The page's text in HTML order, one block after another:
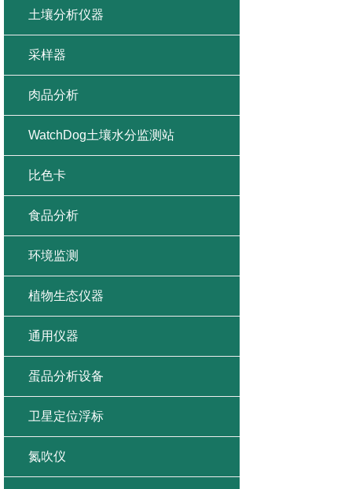
土壤分析仪器
采样器
肉品分析
WatchDog土壤水分监测站
比色卡
食品分析
环境监测
植物生态仪器
通用仪器
蛋品分析设备
卫星定位浮标
氮吹仪